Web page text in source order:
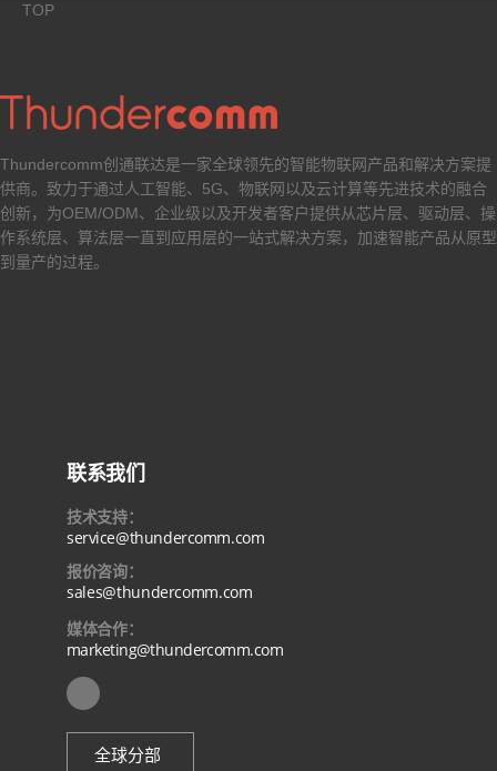
TOP
Thundercomm创通联达是一家全球领先的智能物联网产品和解决方案提
供商。致力于通过人工智能、5G、物联网以及云计算等先进技术的融合
创新，为OEM/ODM、企业级以及开发者客户提供从芯片层、驱动层、操
作系统层、算法层一直到应用层的一站式解决方案，加速智能产品从原型
到量产的过程。
联系我们
技术支持：
service@thundercomm.com
报价咨询：
sales@thundercomm.com
媒体合作：
marketing@thundercomm.com
全球分部